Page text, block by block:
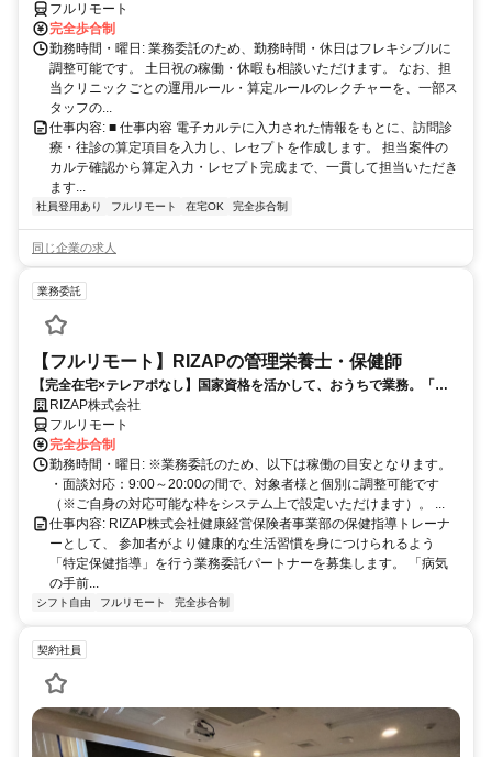
フルリモート
完全歩合制
勤務時間・曜日: 業務委託のため、勤務時間・休日はフレキシブルに
調整可能です。 土日祝の稼働・休暇も相談いただけます。 なお、担
当クリニックごとの運用ルール・算定ルールのレクチャーを、一部ス
タッフの...
仕事内容: ■ 仕事内容 電子カルテに入力された情報をもとに、訪問診
療・往診の算定項目を入力し、レセプトを作成します。 担当案件の
カルテ確認から算定入力・レセプト完成まで、一貫して担当いただき
ます...
社員登用あり フルリモート 在宅OK 完全歩合制
同じ企業の求人
業務委託
【フルリモート】RIZAPの管理栄養士・保健師
【完全在宅×テレアポなし】国家資格を活かして、おうちで業務。「も
う一つの安心」を。主婦・Wワーカー活躍中！「平日の日中だけ」「夕
方以降の数時間だけ」など、生活リズムに合わせた時間調整が可能で
す。1件ごとの成果報酬型だから、頑張った分だけ手応えのある収入
に。充実のサポート体制で、安心の在宅ワークを始めませんか？
RIZAP株式会社
フルリモート
完全歩合制
勤務時間・曜日: ※業務委託のため、以下は稼働の目安となります。
・面談対応：9:00～20:00の間で、対象者様と個別に調整可能です
（※ご自身の対応可能な枠をシステム上で設定いただけます）。 ...
仕事内容: RIZAP株式会社健康経営保険者事業部の保健指導トレーナ
ーとして、 参加者がより健康的な生活習慣を身につけられるよう
「特定保健指導」を行う業務委託パートナーを募集します。 「病気
の手前...
シフト自由 フルリモート 完全歩合制
契約社員